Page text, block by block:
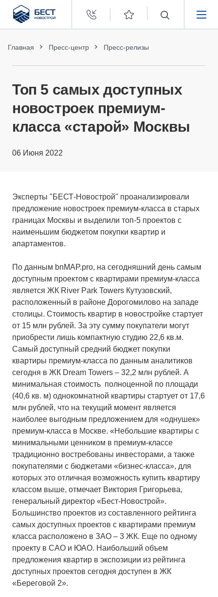
Бест
Новострой
ПОКУПАТЕЛЯМ
О КОМПАНИИ
Главная Пресс-центр Пресс-релизы
Топ 5 самых доступных
новостроек премиум-
класса «старой» Москвы
06 Июня 2022
Эксперты "БЕСТ-Новострой" проанализировали
предложение новостроек премиум-класса в старых
границах Москвы и выделили топ-5 проектов с
наименьшим бюджетом покупки квартир и
апартаментов.
По данным bnMAP.pro, на сегодняшний день самым
доступным проектом с квартирами премиум-класса
является ЖК River Park Towers Кутузовский,
расположенный в районе Дорогомилово на западе
столицы. Стоимость квартир в новостройке стартует
от 15 млн рублей. За эту сумму покупатели могут
приобрести лишь компактную студию 22,6 кв.м.
Самый доступный средний бюджет покупки
квартиры премиум-класса по данным аналитиков
сегодня в ЖК Dream Towers – 32,2 млн рублей. А
минимальная стоимость полноценной по площади
(40,6 кв. м) однокомнатной квартиры стартует от 17,6
млн рублей, что на текущий момент является
наиболее выгодным предложением для «однушек»
премиум-класса в Москве. «Небольшие квартиры с
минимальными ценником в премиум-классе
традиционно востребованы инвесторами, а также
покупателями с бюджетами «бизнес-класса», для
которых это отличная возможность купить квартиру
классом выше, отмечает Виктория Григорьева,
генеральный директор «Бест-Новострой».
Большинство проектов из составленного рейтинга
самых доступных проектов с квартирами премиум
класса расположено в ЗАО – 3 ЖК. Еще по одному
проекту в САО и ЮАО. Наибольший объем
предложения квартир в экспозиции из рейтинга
доступных проектов сегодня доступен в ЖК
«Береговой 2».